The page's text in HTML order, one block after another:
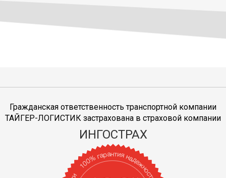
Гражданская ответственность транспортной компании
ТАЙГЕР-ЛОГИСТИК застрахована в страховой компании
ИНГОСТРАХ